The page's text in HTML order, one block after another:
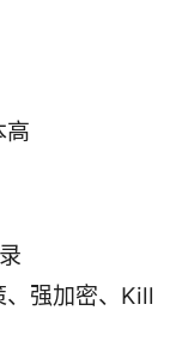
高
强加密、Kill